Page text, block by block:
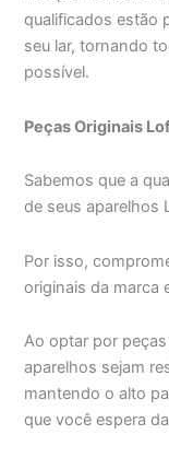
qualificados estão
seu lar, tornando
possível.
Peças Originais
Sabemos que a
de seus aparelhos
Por isso,
originais da marca
Ao optar por
aparelhos sejam
mantendo o alto
que você espera